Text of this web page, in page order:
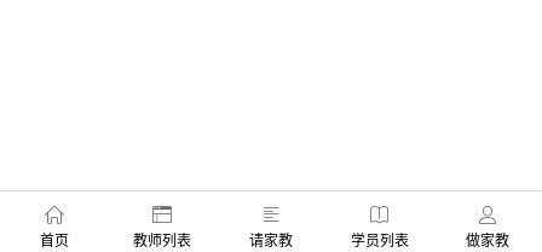
首页 教师列表 请家教 学员列表 做家教